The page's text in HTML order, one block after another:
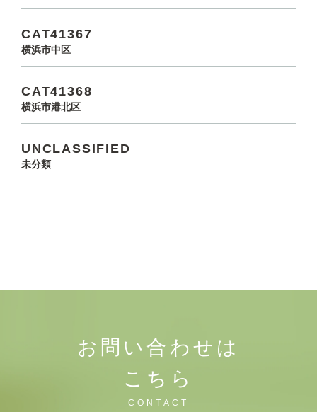
CAT41367
横浜市中区
CAT41368
横浜市港北区
UNCLASSIFIED
未分類
お問い合わせは
こちら
CONTACT